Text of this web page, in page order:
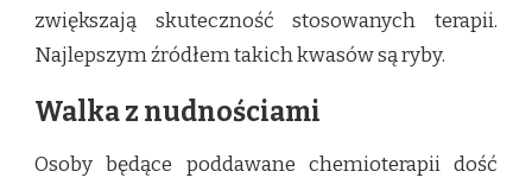
zwiększają skuteczność stosowanych terapii.
Najlepszym źródłem takich kwasów są ryby.
Walka z nudnościami
Osoby będące poddawane chemioterapii dość